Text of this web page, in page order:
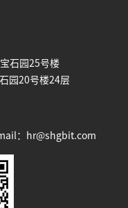
石园25号楼
园20号楼24层
：hr@shgbit.com